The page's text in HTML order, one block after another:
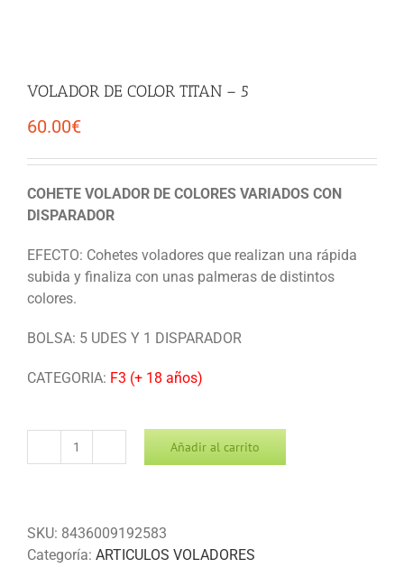
VOLADOR DE COLOR TITAN – 5
60.00€
COHETE VOLADOR DE COLORES VARIADOS CON
DISPARADOR
EFECTO: Cohetes voladores que realizan una rápida
subida y finaliza con unas palmeras de distintos
colores.
BOLSA: 5 UDES Y 1 DISPARADOR
CATEGORIA: F3 (+ 18 años)
VOLADOR
-
5
Añadir al carrito
SKU: 8436009192583
Categoría: ARTICULOS VOLADORES